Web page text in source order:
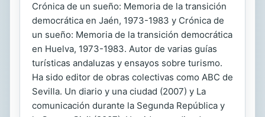
Crónica de un sueño: Memoria de la transición
democrática en Jaén, 1973-1983 y Crónica de
un sueño: Memoria de la transición democrática
en Huelva, 1973-1983. Autor de varias guías
turísticas andaluzas y ensayos sobre turismo.
Ha sido editor de obras colectivas como ABC de
Sevilla. Un diario y una ciudad (2007) y La
comunicación durante la Segunda República y